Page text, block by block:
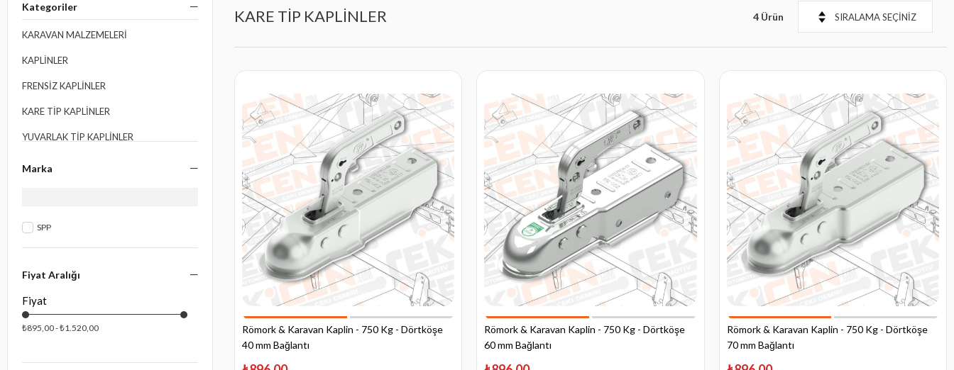
Kategoriler
KARAVAN MALZEMELERİ
KAPLİNLER
FRENSİZ KAPLİNLER
KARE TİP KAPLİNLER
YUVARLAK TİP KAPLİNLER
Marka
SPP
Fiyat Aralığı
₺895,00 - ₺1.520,00
KARE TİP KAPLİNLER 4 Ürün
Römork & Karavan Kaplin - 750 Kg - Dörtköşe
40 mm Bağlantı
Römork & Karavan Kaplin - 750 Kg - Dörtköşe
60 mm Bağlantı
Römork & Karavan Kaplin - 750 Kg - Dörtköşe
70 mm Bağlantı